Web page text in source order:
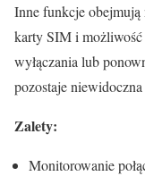
Inne funkcje obejmują
karty SIM i możliwość
wyłączania lub
pozostaje
Zalety:
Monitorowanie